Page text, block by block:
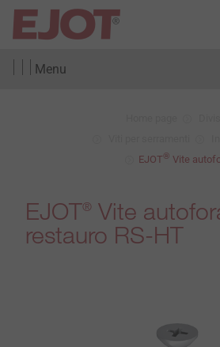
Menu
EJOT® Vite
EJOT® Vite
restauro RS-HT